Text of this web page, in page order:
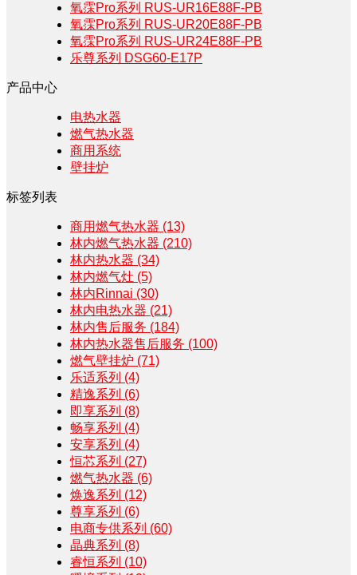
氧霂Pro系列 RUS-UR16E88F-PB
氧霂Pro系列 RUS-UR20E88F-PB
氧霂Pro系列 RUS-UR24E88F-PB
乐尊系列 DSG60-E17P
产品中心
电热水器
燃气热水器
商用系统
壁挂炉
标签列表
商用燃气热水器 (13)
林内燃气热水器 (210)
林内热水器 (34)
林内燃气灶 (5)
林内Rinnai (30)
林内电热水器 (21)
林内售后服务 (184)
林内热水器售后服务 (100)
燃气壁挂炉 (71)
乐适系列 (4)
精逸系列 (6)
即享系列 (8)
畅享系列 (4)
安享系列 (4)
恒芯系列 (27)
燃气热水器 (6)
焕逸系列 (12)
尊享系列 (6)
电商专供系列 (60)
晶典系列 (8)
睿恒系列 (10)